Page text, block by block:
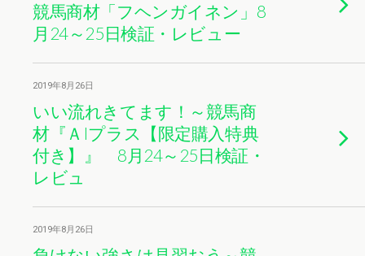
競馬商材「フヘンガイネン」8
月24～25日検証・レビュー
2019年8月26日
いい流れきてます！～競馬商
材『ＡIプラス【限定購入特典
付き】』 8月24～25日検証・
レビュ
2019年8月26日